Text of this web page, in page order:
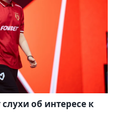
слухи об интересе к